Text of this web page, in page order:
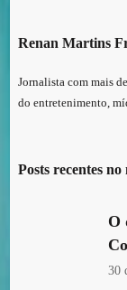
Renan Martins
Jornalista com mais
do entretenimento,
Posts recentes no
O
30